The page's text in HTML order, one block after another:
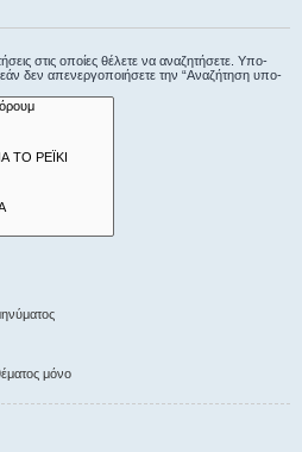
στις οποίες θέλετε να αναζητήσετε. Υπο-
δεν απενεργοποιήσετε την “Αναζήτηση υπο-
μόνο